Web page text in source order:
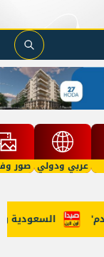
عربي ودولي صور
السعودية